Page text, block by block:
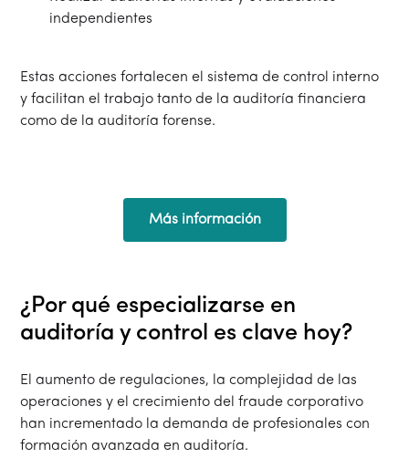
independientes
Estas acciones fortalecen el sistema de control interno
y facilitan el trabajo tanto de la auditoría financiera
como de la auditoría forense.
Más información
¿Por qué especializarse en
auditoría y control es clave hoy?
El aumento de regulaciones, la complejidad de las
operaciones y el crecimiento del fraude corporativo
han incrementado la demanda de profesionales con
formación avanzada en auditoría.